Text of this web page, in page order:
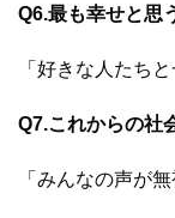
Q6.最も幸せと思
「好きな人たち
Q7.これからの社
「みんなの声が